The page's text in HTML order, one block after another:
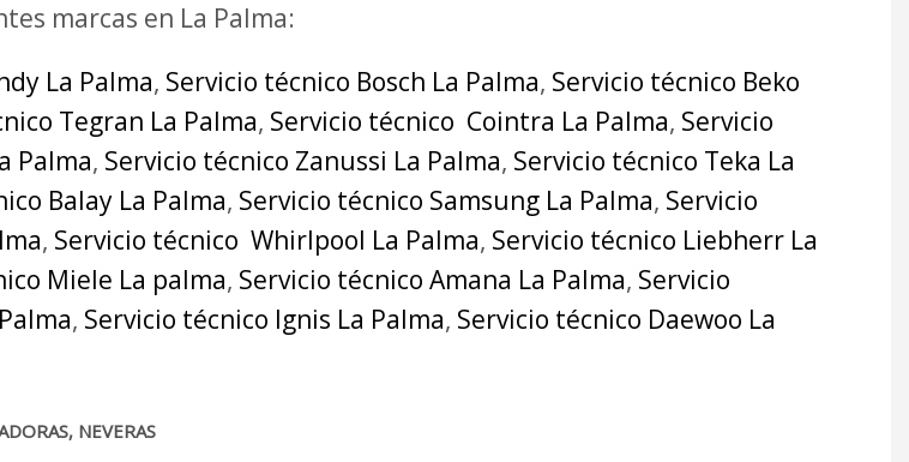
marcas en La Palma:
La Palma, Servicio técnico Bosch La Palma, Servicio técnico Beko
Tegran La Palma, Servicio técnico Cointra La Palma, Servicio
Palma, Servicio técnico Zanussi La Palma, Servicio técnico Teka La
Balay La Palma, Servicio técnico Samsung La Palma, Servicio
, Servicio técnico Whirlpool La Palma, Servicio técnico Liebherr La
Miele La palma, Servicio técnico Amana La Palma, Servicio
, Servicio técnico Ignis La Palma, Servicio técnico Daewoo La
NEVERAS